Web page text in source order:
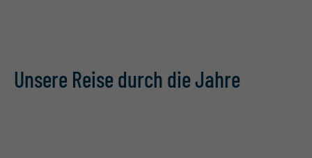
Unsere Reise durch die Jahre